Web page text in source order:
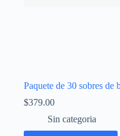
Paquete de 30 sobres
$379.00
Sin categoria